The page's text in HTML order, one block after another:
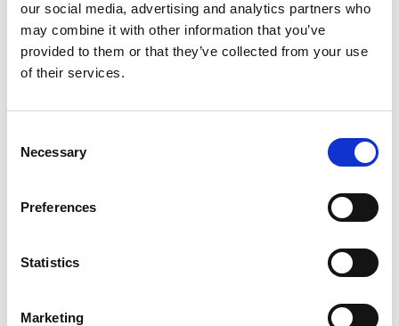
our social media, advertising and analytics partners who
may combine it with other information that you’ve
provided to them or that they’ve collected from your use
of their services.
Selection
Necessary
Preferences
Statistics
Marketing
analysis algorithms, clique finders, etc.), stochastic dyad
models (P1), network hypothesis testing procedures, plus
general statistical and multivariate analysis tools such as
analysis, cluster analysis, multiple regression, etc.
transformation tools ranging from graph-theoretic